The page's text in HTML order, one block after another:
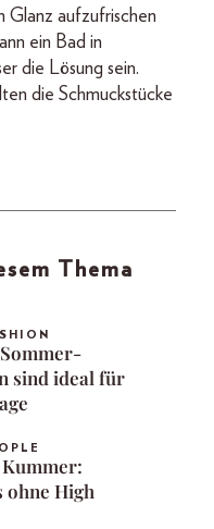
Glanz aufzufrischen
ein Bad in
die Lösung sein.
die Schmuckstücke
Thema
sind ideal für
ohne High